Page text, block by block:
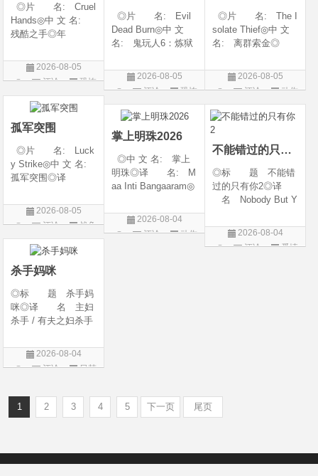
◎片 名: Cruel
Hands◎中 文 名:
残酷之手◎年
地: 澳大利亚◎
类 别: 惊悚 / 恐
语◎上映日期: 202
6-07-24(澳大利亚)
2026-08-05
评论
恐怖
片
◎片 名: Evil
Dead Burn◎中 文
名: 鬼玩人6：炼狱
焚场(台) / 鬼玩人6：
燃烧 / 鬼玩人崛起衍
2026◎产 地:
美国◎类 别:
2026-08-05
评论
恐怖
片
◎片 名: The I
solate Thief◎中 文
名: 离群索金◎
产 地: 美国◎
类 别: 西部◎
上映日期: 2026-07-
10(美国)◎IMDb评分
2026-08-05
评论
动作
片
孤军突围
◎片 名: Luck
y Strike◎中 文 名:
孤军突围◎译
年 代: 2026◎
产 地: 美国◎
作 / 战争◎语 言:
英语◎上映日
2026-08-05
评论
战争
片
掌上明珠2026
◎中 文 名: 掌上
明珠◎译 名: M
aa Inti Bangaaram◎
产 地: 印度◎
类 别: 动作 / 惊
2026-08-04
评论
动作
不能错过的只有你2
◎标 题 不能错
过的只有你2◎译
名 Nobody But Y
26◎产 地 中国
大陆◎类 别 喜
2026-08-04
评论
爱情
杀手妈咪
◎标 题 杀手妈
咪◎译 名 主妇
杀手 / 有夫之妇杀手
ler / A Bona Fide Kill
er◎年 代 2026
悚◎语
2026-08-04
评论
日韩
1 2 3 4 5 下一页 尾页